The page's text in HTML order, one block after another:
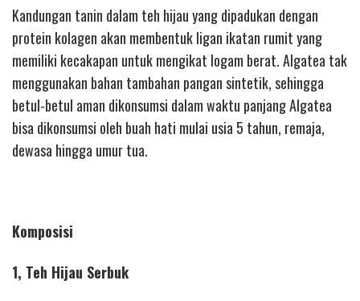
Kandungan tanin dalam teh hijau yang dipadukan dengan
protein kolagen akan membentuk ligan ikatan rumit yang
memiliki kecakapan untuk mengikat logam berat. Algatea tak
menggunakan bahan tambahan pangan sintetik, sehingga
betul-betul aman dikonsumsi dalam waktu panjang Algatea
bisa dikonsumsi oleh buah hati mulai usia 5 tahun, remaja,
dewasa hingga umur tua.
Komposisi
1, Teh Hijau Serbuk